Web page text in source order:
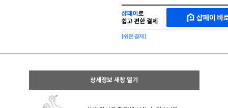
MAKESHOP
SHOPPAY
로
간
구
샵
페
페
이
구
[쉬운결제]
상세정보 새창 열기